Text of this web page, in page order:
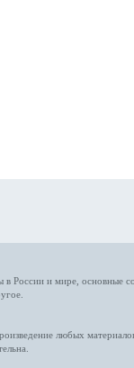
в России и мире , основные
любых